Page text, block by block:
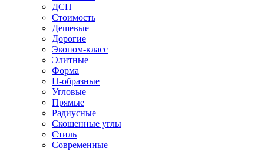
ДСП
Стоимость
Дешевые
Дорогие
Эконом-класс
Элитные
Форма
П-образные
Угловые
Прямые
Радиусные
Скошенные углы
Стиль
Современные